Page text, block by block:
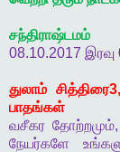
சந்திராஷ்டமம்
08.10.2017 இரவு
துலாம் சித்திரை
பாதங்கள்
வசீகர தோற்றமும்,
நேயர்களே